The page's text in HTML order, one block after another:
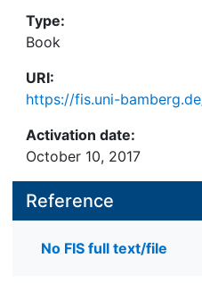
Type:
Book
URI:
https://fis.uni-
Activation date:
October 10, 2017
Reference
No FIS full text/file